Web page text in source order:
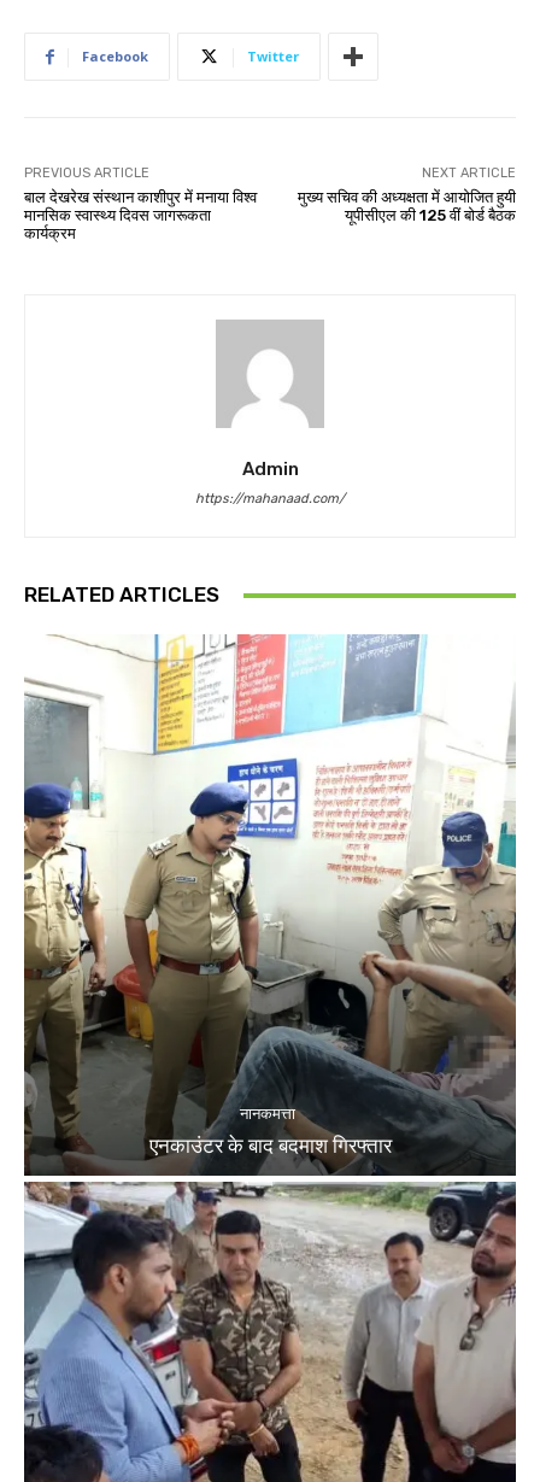
Facebook Twitter
PREVIOUS ARTICLE
बाल देखरेख संस्थान काशीपुर में मनाया विश्व
मानसिक स्वास्थ्य दिवस जागरूकता
कार्यक्रम
NEXT ARTICLE
मुख्य सचिव की अध्यक्षता में आयोजित हुयी
यूपीसीएल की 125 वीं बोर्ड बैठक
Admin
https://mahanaad.com/
RELATED ARTICLES
नानकमत्ता
एनकाउंटर के बाद बदमाश गिरफ्तार